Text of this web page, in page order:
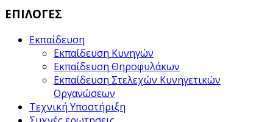
ΕΠΙΛΟΓΕΣ
Εκπαίδευση
Εκπαίδευση Κυνηγών
Εκπαίδευση Θηροφυλάκων
Εκπαίδευση Στελεχών Κυνηγετικών
Οργανώσεων
Τεχνική Υποστήριξη